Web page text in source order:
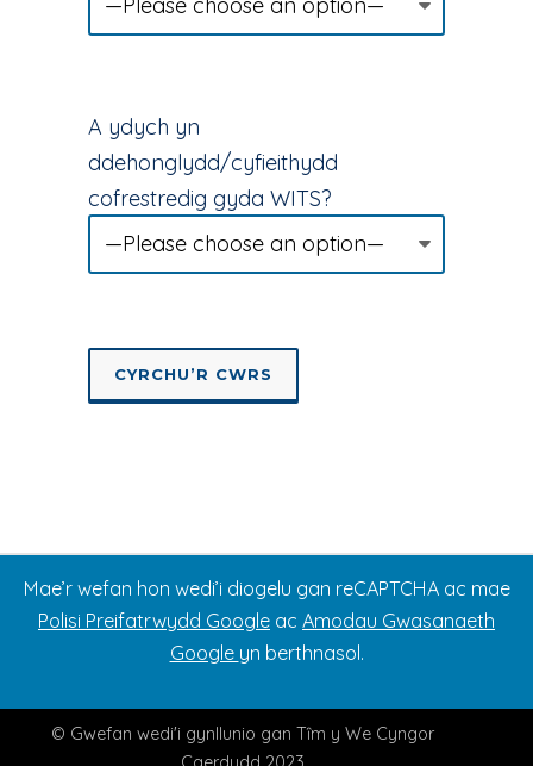
A ydych yn
ddehonglydd/cyfieithydd
cofrestredig gyda WITS?
Mae’r wefan hon wedi’i diogelu gan reCAPTCHA ac mae
Polisi Preifatrwydd Google ac Amodau Gwasanaeth
Google yn berthnasol.
© Gwefan wedi'i gynllunio gan Tȋm y We Cyngor